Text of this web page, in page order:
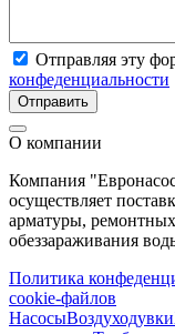
Отправляя эту
конфеденциальности
Отправить
О компании
Компания
осуществляет
арматуры,
обеззараживания
Политика
cookie-файлов
НасосыВоздуходувки